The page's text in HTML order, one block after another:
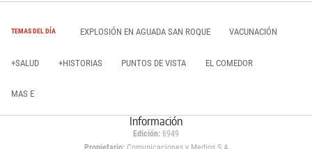
TEMAS DEL DÍA EXPLOSIÓN EN AGUADA SAN ROQUE VACUNACIÓN
+SALUD +HISTORIAS PUNTOS DE VISTA EL COMEDOR
MAS E
Información
Edición: 6949